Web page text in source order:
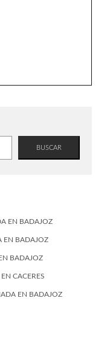
BUSCAR
EN BADAJOZ
EN BADAJOZ
BADAJOZ
CACERES
EN BADAJOZ